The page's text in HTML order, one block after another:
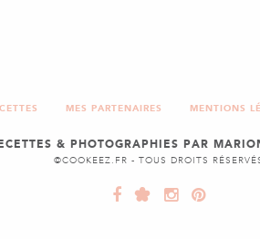
MES PARTENAIRES MENTIONS
& PHOTOGRAPHIES PAR
©COOKEEZ.FR - TOUS DROITS